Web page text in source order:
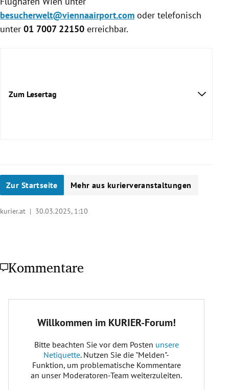
besucherwelt@viennaairport.com oder telefonisch
unter 01 7007 22150 erreichbar.
Zum Lesertag
viennaairport.com/besucherwelt
Zur Startseite Mehr aus kurierveranstaltungen
kurier.at | 30.03.2025, 1:10
Kommentare